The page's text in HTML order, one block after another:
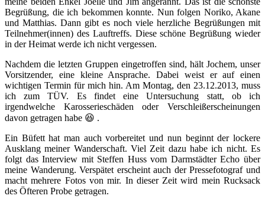
Begrüßung, die ich bekommen konnte. Nun folgen Noriko, Akane
und Matthias. Dann gibt es noch viele herzliche Begrüßungen mit
Teilnehmer(innen) des Lauftreffs. Diese schöne Begrüßung wieder
in der Heimat werde ich nicht vergessen.
Nachdem die letzten Gruppen eingetroffen sind, hält Jochem, unser
Vorsitzender, eine kleine Ansprache. Dabei weist er auf einen
wichtigen Termin für mich hin. Am Montag, den 23.12.2013, muss
ich zum TÜV. Es findet eine Untersuchung statt, ob ich
irgendwelche Karosserieschäden oder Verschleißerscheinungen
davon getragen habe 😆 .
Ein Büfett hat man auch vorbereitet und nun beginnt der lockere
Ausklang meiner Wanderschaft. Viel Zeit dazu habe ich nicht. Es
folgt das Interview mit Steffen Huss vom Darmstädter Echo über
meine Wanderung. Verspätet erscheint auch der Pressefotograf und
macht mehrere Fotos von mir. In dieser Zeit wird mein Rucksack
des Öfteren Probe getragen.